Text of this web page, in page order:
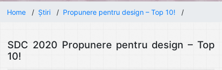
Home / Știri / Propunere pentru design – Top 10! /
SDC 2020 Propunere pentru design – Top
10!